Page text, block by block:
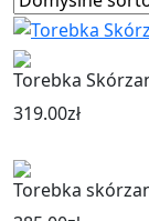
Torebka
319.00zł
Torebka